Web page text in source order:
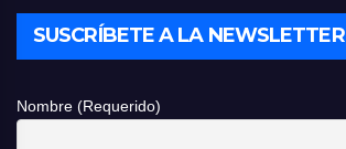
SUSCRÍBETE A LA NEWSLETTER
Nombre (Requerido)